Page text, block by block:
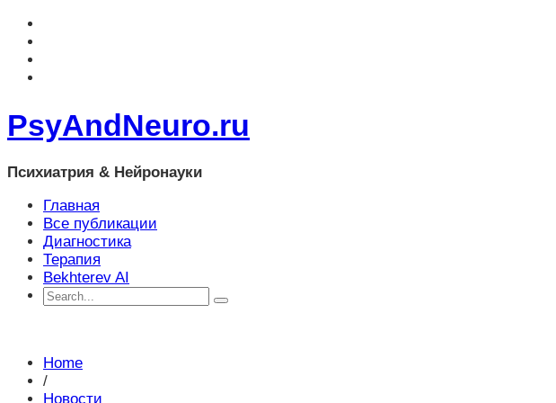
PsyAndNeuro.ru
Психиатрия & Нейронауки
Главная
Все публикации
Диагностика
Терапия
Bekhterev AI
Home
/
Новости